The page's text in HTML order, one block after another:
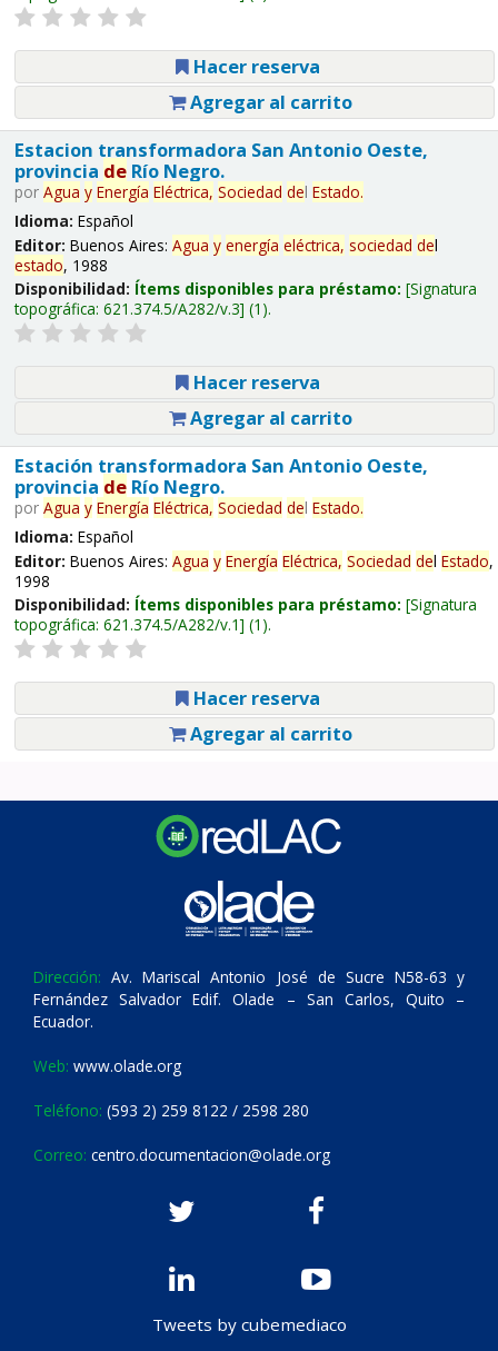
Hacer reserva
Agregar al carrito
Estacion transformadora San Antonio Oeste,
provincia deRío Negro.
por Agua y Energía Eléctrica, Sociedad del Estado.
Idioma: Español
Editor: Buenos Aires: Agua y energía eléctrica, sociedad del
estado, 1988
Disponibilidad: Ítems disponibles para préstamo: Signatura
topográfica: 621.374.5/A282/v.3 (1).
Hacer reserva
Agregar al carrito
Estación transformadora San Antonio Oeste,
provincia deRío Negro.
por Agua y Energía Eléctrica, Sociedad del Estado.
Idioma: Español
Editor: Buenos Aires: Agua y Energía Eléctrica, Sociedad del Estado,
1998
Disponibilidad: Ítems disponibles para préstamo: Signatura
topográfica: 621.374.5/A282/v.1 (1).
Hacer reserva
Agregar al carrito
Dirección: Av. Mariscal Antonio José de Sucre N58-63 y
Fernández Salvador Edif. Olade – San Carlos, Quito –
Ecuador.
Web: www.olade.org
Teléfono: (593 2) 259 8122 / 2598 280
Correo: centro.documentacion@olade.org
Tweets by cubemediaco